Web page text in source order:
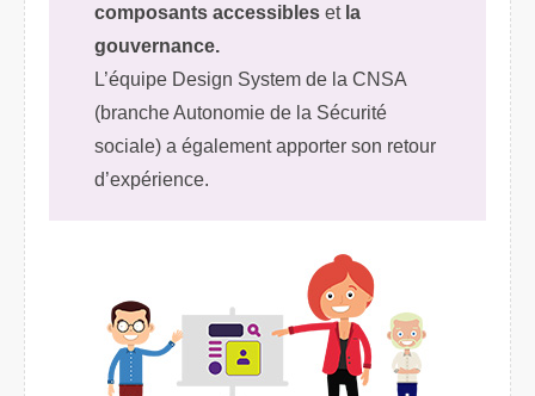
composants accessibles et la
gouvernance.
L’équipe Design System de la CNSA
(branche Autonomie de la Sécurité
sociale) a également apporter son retour
d’expérience.